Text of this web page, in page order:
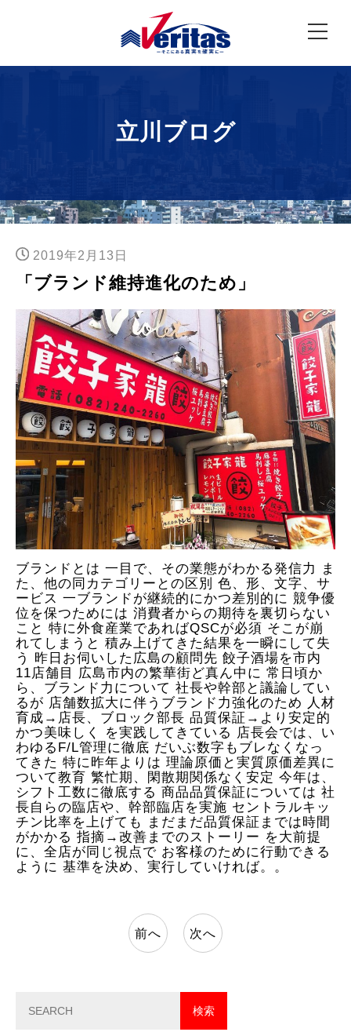
立川ブログ
2019年2月13日
「ブランド維持進化のため」
ブランドとは 一目で、その業態がわかる発信力 ま
た、他の同カテゴリーとの区別 色、形、文字、サ
ービス 一ブランドが継続的にかつ差別的に 競争優
位を保つためには 消費者からの期待を裏切らない
こと 特に外食産業であればQSCが必須 そこが崩
れてしまうと 積み上げてきた結果を一瞬にして失
う 昨日お伺いした広島の顧問先 餃子酒場を市内
11店舗目 広島市内の繁華街ど真ん中に 常日頃か
ら、ブランド力について 社長や幹部と議論してい
るが 店舗数拡大に伴うブランド力強化のため 人材
育成→店長、ブロック部長 品質保証→より安定的
かつ美味しく を実践してきている 店長会では、い
わゆるF/L管理に徹底 だいぶ数字もブレなくなっ
てきた 特に昨年よりは 理論原価と実質原価差異に
ついて教育 繁忙期、閑散期関係なく安定 今年は、
シフト工数に徹底する 商品品質保証については 社
長自らの臨店や、幹部臨店を実施 セントラルキッ
チン比率を上げても まだまだ品質保証までは時間
がかかる 指摘→改善までのストーリー を大前提
に、全店が同じ視点で お客様のために行動できる
ように 基準を決め、実行していければ。。
前へ 次へ